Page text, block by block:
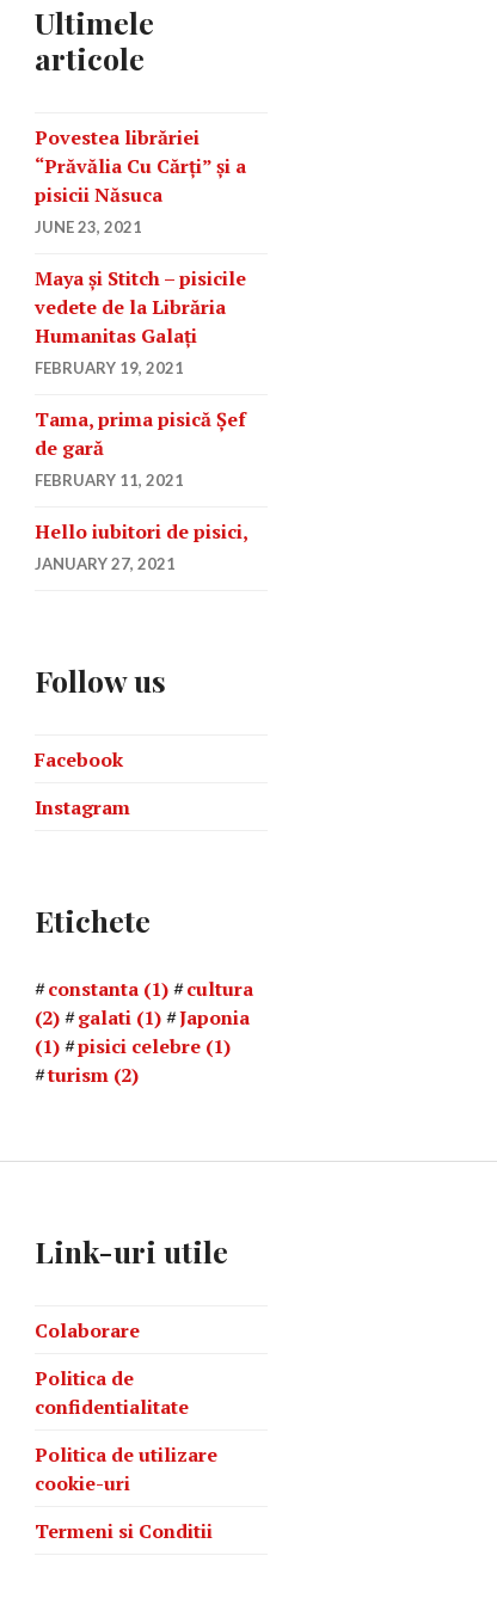
h
f
:
Ultimele
articole
Povestea librăriei
“Prăvălia Cu Cărți” și a
pisicii Năsuca
JUNE 23, 2021
Maya și Stitch – pisicile
vedete de la Librăria
Humanitas Galați
FEBRUARY 19, 2021
Tama, prima pisică Șef
de gară
FEBRUARY 11, 2021
Hello iubitori de pisici,
JANUARY 27, 2021
Follow us
Facebook
Instagram
Etichete
constanta (1)
cultura
(2)
galati (1)
Japonia
(1)
pisici celebre (1)
turism (2)
Link-uri utile
Colaborare
Politica de
confidentialitate
Politica de utilizare
cookie-uri
Termeni si Conditii